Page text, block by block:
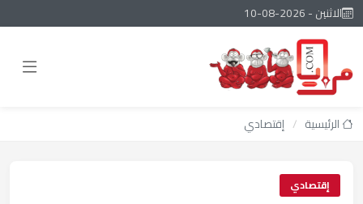
الاثنين - 2026-08-10
الرئيسية / إقتصادي
إقتصادي